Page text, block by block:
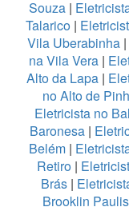
Souza|
Talarico|
Vila Uberabinha|
na Vila Vera |
Alto da Lapa |
no Alto de
Eletricista no
Baronesa|
Belém |
Retiro|
Brás |
Brooklin